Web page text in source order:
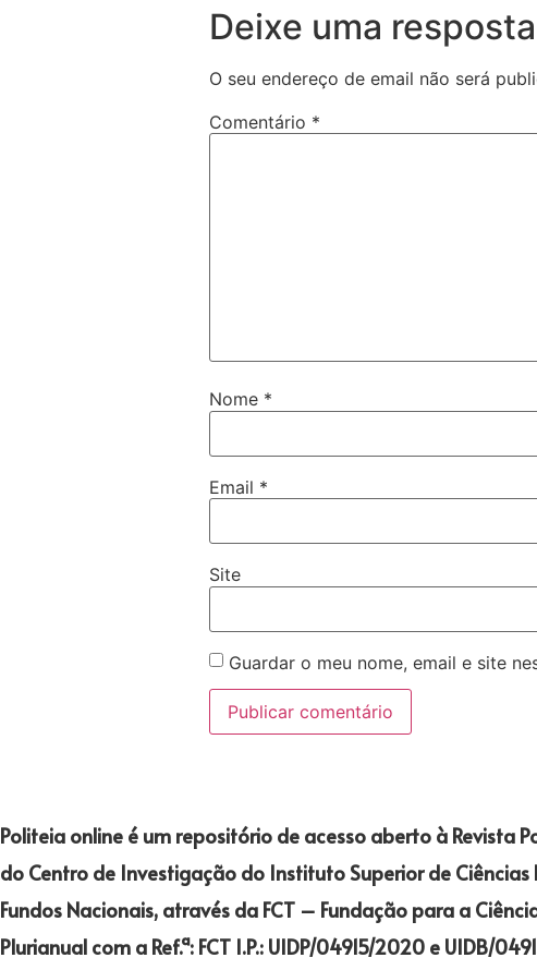
Deixe uma resposta
O seu endereço de email não será
Comentário *
Nome *
Email *
Site
Guardar o meu nome, email e site
Politeia online é um repositório de acesso aberto à Revista
do Centro de Investigação do Instituto Superior de
Fundos Nacionais, através da FCT – Fundação para a
Plurianual com a Ref.ª: FCT I.P.: UIDP/04915/2020 e UIDB/